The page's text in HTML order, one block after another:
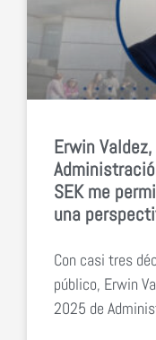
Erwin
SEK me
una
Con casi tres
público, Erwin
2025 de